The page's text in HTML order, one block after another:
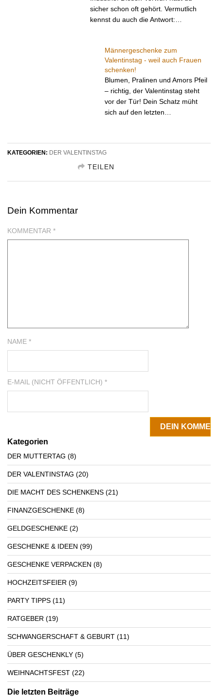
sicher schon oft gehört. Vermutlich
kennst du auch die Antwort:…
Männergeschenke zum
Valentinstag - weil auch Frauen
schenken!
Blumen, Pralinen und Amors Pfeil
– richtig, der Valentinstag steht
vor der Tür! Dein Schatz müht
sich auf den letzten…
KATEGORIEN: DER VALENTINSTAG
TEILEN
GESCHENKIDEE TEILEN TWITTER
GESCHENKIDEE TEILEN GOOGLE
Dein Kommentar
KOMMENTAR *
NAME *
E-MAIL (NICHT ÖFFENTLICH) *
Kategorien
DER MUTTERTAG (8)
DER VALENTINSTAG (20)
DIE MACHT DES SCHENKENS (21)
FINANZGESCHENKE (8)
GELDGESCHENKE (2)
GESCHENKE & IDEEN (99)
GESCHENKE VERPACKEN (8)
HOCHZEITSFEIER (9)
PARTY TIPPS (11)
RATGEBER (19)
SCHWANGERSCHAFT & GEBURT (11)
ÜBER GESCHENKLY (5)
WEIHNACHTSFEST (22)
Die letzten Beiträge